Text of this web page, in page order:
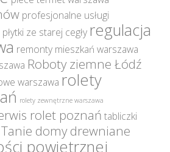
profesjonalne usługi
płytki ze starej cegły regulacja
remonty mieszkań warszawa
Roboty ziemne Łódź
warszawa rolety
rolety zewnętrzne warszawa
rolet poznań tabliczki
Tanie domy drewniane
powietrznej